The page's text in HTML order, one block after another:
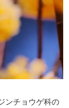
ンチョウゲ科の